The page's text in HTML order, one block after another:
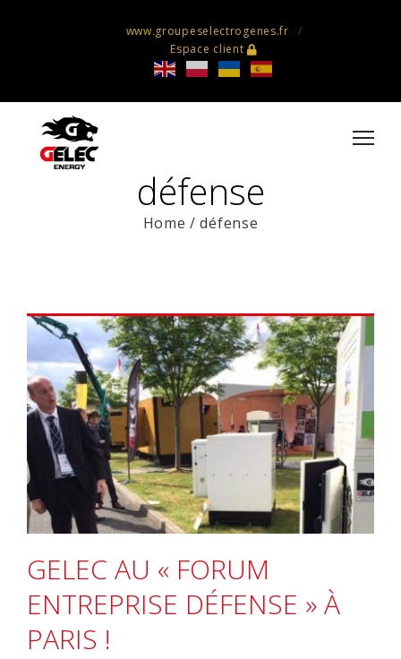
www.groupeselectrogenes.fr
Espace client
défense
Home / défense
GELEC AU « FORUM
ENTREPRISE DÉFENSE » À
PARIS !